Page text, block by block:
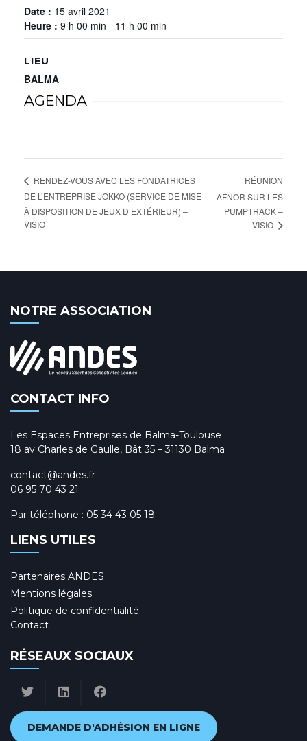
Date : 15 avril 2021
Heure : 9 h 00 min - 11 h 00 min
LIEU
BALMA
AGENDA
RENDEZ-VOUS AVEC LES FONDATRICES
DE L’ENTREPRISE JOKKO (SERVICE DE MISE
À DISPOSITION DE JEUX D’EXTÉRIEUR) –
VISIO
RÉUNION
AFNOR SUR LES
PUMPTRACK –
VISIO
NOTRE ASSOCIATION
CONTACT INFO
Les Espaces Entreprises de Balma-Toulouse
18 av Charles de Gaulle, Bât 35 – 31130 Balma
contact@andes.fr
06 95 70 43 21
Par téléphone : 05 34 43 05 18
LIENS UTILES
Partenaires ANDES
Mentions légales
Politique de confidentialité
Contact
RÉSEAUX SOCIAUX
DEMANDE D'ADHÉSION EN LIGNE